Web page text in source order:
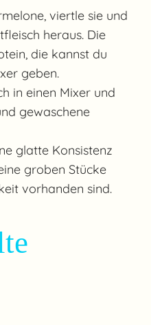
viertle sie und
heraus. Die
die kannst du
geben.
in einen Mixer und
gewaschene
glatte Konsistenz
groben Stücke
vorhanden sind.